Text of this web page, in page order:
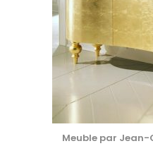
Meuble par Jean-